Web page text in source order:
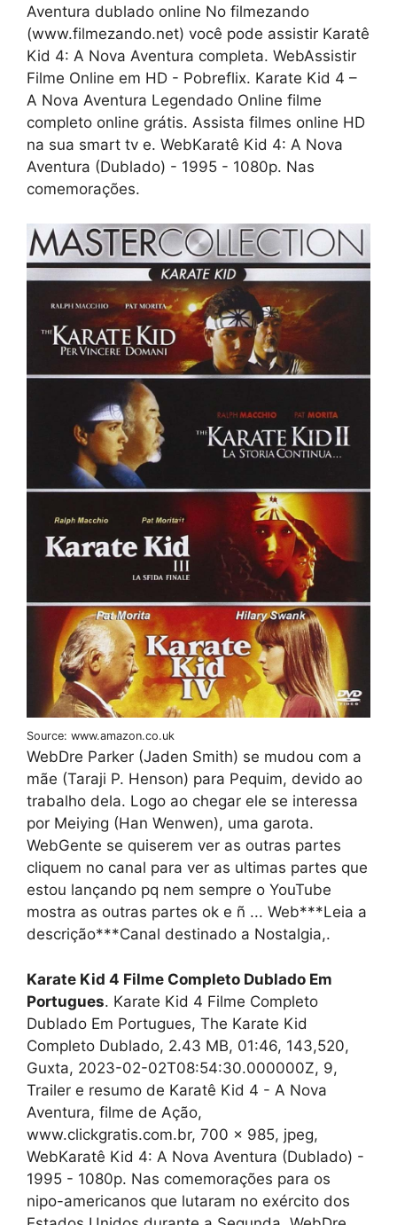
Aventura dublado online No filmezando
(www.filmezando.net) você pode assistir Karatê
Kid 4: A Nova Aventura completa. WebAssistir
Filme Online em HD - Pobreflix. Karate Kid 4 –
A Nova Aventura Legendado Online filme
completo online grátis. Assista filmes online HD
na sua smart tv e. WebKaratê Kid 4: A Nova
Aventura (Dublado) - 1995 - 1080p. Nas
comemorações.
Source: www.amazon.co.uk
WebDre Parker (Jaden Smith) se mudou com a
mãe (Taraji P. Henson) para Pequim, devido ao
trabalho dela. Logo ao chegar ele se interessa
por Meiying (Han Wenwen), uma garota.
WebGente se quiserem ver as outras partes
cliquem no canal para ver as ultimas partes que
estou lançando pq nem sempre o YouTube
mostra as outras partes ok e ñ ... Web***Leia a
descrição***Canal destinado a Nostalgia,.
Karate Kid 4 Filme Completo Dublado Em
Portugues. Karate Kid 4 Filme Completo
Dublado Em Portugues, The Karate Kid
Completo Dublado, 2.43 MB, 01:46, 143,520,
Guxta, 2023-02-02T08:54:30.000000Z, 9,
Trailer e resumo de Karatê Kid 4 - A Nova
Aventura, filme de Ação,
www.clickgratis.com.br, 700 x 985, jpeg,
WebKaratê Kid 4: A Nova Aventura (Dublado) -
1995 - 1080p. Nas comemorações para os
nipo-americanos que lutaram no exército dos